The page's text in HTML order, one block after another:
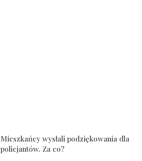
Mieszkańcy wysłali podziękowania dla
policjantów. Za co?